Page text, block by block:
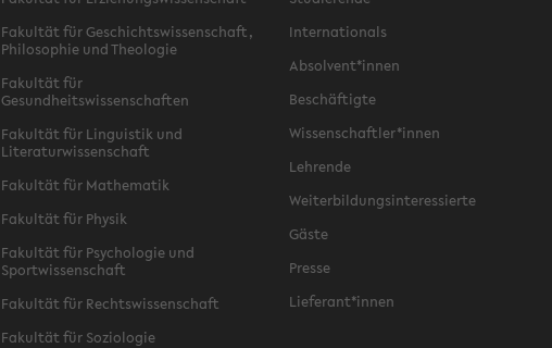
Fakultät für Geschichtswissenschaft,
Philosophie und Theologie
Fakultät für
Gesundheitswissenschaften
Fakultät für Linguistik und
Literaturwissenschaft
Fakultät für Mathematik
Fakultät für Physik
Fakultät für Psychologie und
Sportwissenschaft
Fakultät für Rechtswissenschaft
Fakultät für Soziologie
Internationals
Absolvent*innen
Beschäftigte
Wissenschaftler*innen
Lehrende
Weiterbildungsinteressierte
Gäste
Presse
Lieferant*innen